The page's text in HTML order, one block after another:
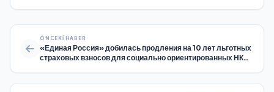
ÖNCEKI HABER
«Единая Россия» добилась продления на 10 лет льготных
страховых взносов для социально ориентированных НКО